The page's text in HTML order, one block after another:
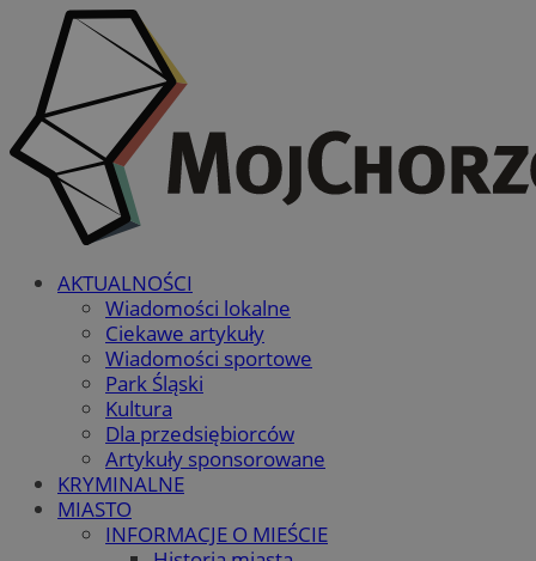
AKTUALNOŚCI
Wiadomości lokalne
Ciekawe artykuły
Wiadomości sportowe
Park Śląski
Kultura
Dla przedsiębiorców
Artykuły sponsorowane
KRYMINALNE
MIASTO
INFORMACJE O MIEŚCIE